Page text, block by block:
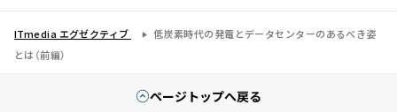
ITmedia エグゼクティブ
低炭素時代の発電とデータセンターのあるべき姿
とは（前編）
ページトップへ戻る